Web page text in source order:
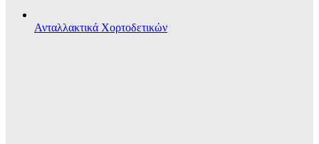
Ανταλλακτικά Χορτοδετικών